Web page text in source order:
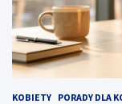
KOBIETY PORADY DLA